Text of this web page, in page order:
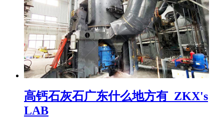
高钙石灰石广东什么地方有_ZKX's
LAB